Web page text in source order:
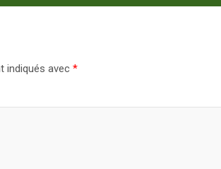
indiqués avec *